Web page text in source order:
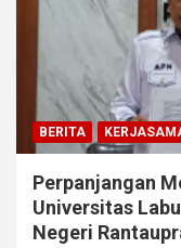
BERITA
Perpanjangan
Universitas
Negeri